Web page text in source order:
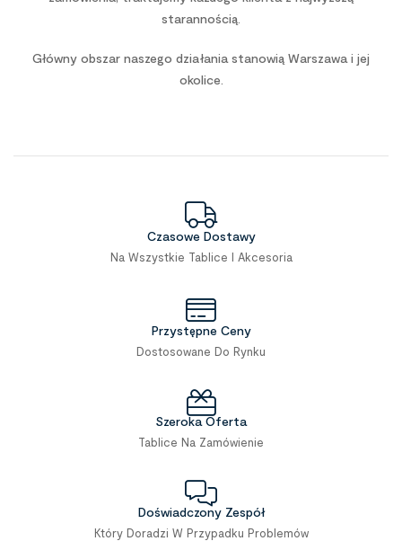
starannością.
Główny obszar naszego działania stanowią Warszawa i jej
okolice.
Czasowe Dostawy
Na Wszystkie Tablice I Akcesoria
Przystępne Ceny
Dostosowane Do Rynku
Szeroka Oferta
Tablice Na Zamówienie
Doświadczony Zespół
Który Doradzi W Przypadku Problemów